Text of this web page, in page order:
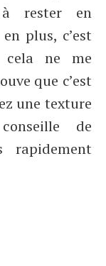
à rester en
plus, c’est
cela ne me
que c’est
une texture
de
rapidement